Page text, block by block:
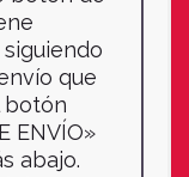
que
botón
ENVÍO»
abajo.